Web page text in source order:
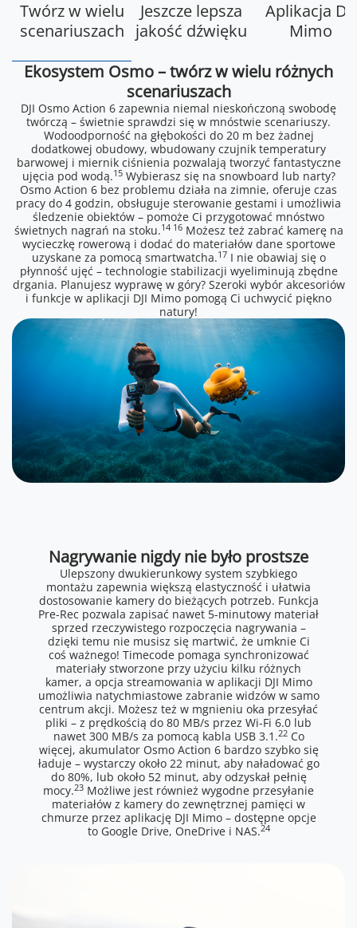
Twórz w wielu
scenariuszach
Jeszcze lepsza
jakość dźwięku
Aplikacja DJI
Mimo
Ekosystem Osmo – twórz w wielu różnych
scenariuszach
DJI Osmo Action 6 zapewnia niemal nieskończoną swobodę
twórczą – świetnie sprawdzi się w mnóstwie scenariuszy.
Wodoodporność na głębokości do 20 m bez żadnej
dodatkowej obudowy, wbudowany czujnik temperatury
barwowej i miernik ciśnienia pozwalają tworzyć fantastyczne
ujęcia pod wodą.15Wybierasz się na snowboard lub narty?
Osmo Action 6 bez problemu działa na zimnie, oferuje czas
pracy do 4 godzin, obsługuje sterowanie gestami i umożliwia
śledzenie obiektów – pomoże Ci przygotować mnóstwo
świetnych nagrań na stoku.14 16Możesz też zabrać kamerę na
wycieczkę rowerową i dodać do materiałów dane sportowe
uzyskane za pomocą smartwatcha.17I nie obawiaj się o
płynność ujęć – technologie stabilizacji wyeliminują zbędne
drgania. Planujesz wyprawę w góry? Szeroki wybór akcesoriów
i funkcje w aplikacji DJI Mimo pomogą Ci uchwycić piękno
natury!
Nagrywanie nigdy nie było prostsze
Ulepszony dwukierunkowy system szybkiego
montażu zapewnia większą elastyczność i ułatwia
dostosowanie kamery do bieżących potrzeb. Funkcja
Pre-Rec pozwala zapisać nawet 5-minutowy materiał
sprzed rzeczywistego rozpoczęcia nagrywania –
dzięki temu nie musisz się martwić, że umknie Ci
coś ważnego! Timecode pomaga synchronizować
materiały stworzone przy użyciu kilku różnych
kamer, a opcja streamowania w aplikacji DJI Mimo
umożliwia natychmiastowe zabranie widzów w samo
centrum akcji. Możesz też w mgnieniu oka przesyłać
pliki – z prędkością do 80 MB/s przez Wi-Fi 6.0 lub
nawet 300 MB/s za pomocą kabla USB 3.1.22Co
więcej, akumulator Osmo Action 6 bardzo szybko się
ładuje – wystarczy około 22 minut, aby naładować go
do 80%, lub około 52 minut, aby odzyskał pełnię
mocy.23 Możliwe jest również wygodne przesyłanie
materiałów z kamery do zewnętrznej pamięci w
chmurze przez aplikację DJI Mimo – dostępne opcje
to Google Drive, OneDrive i NAS.24